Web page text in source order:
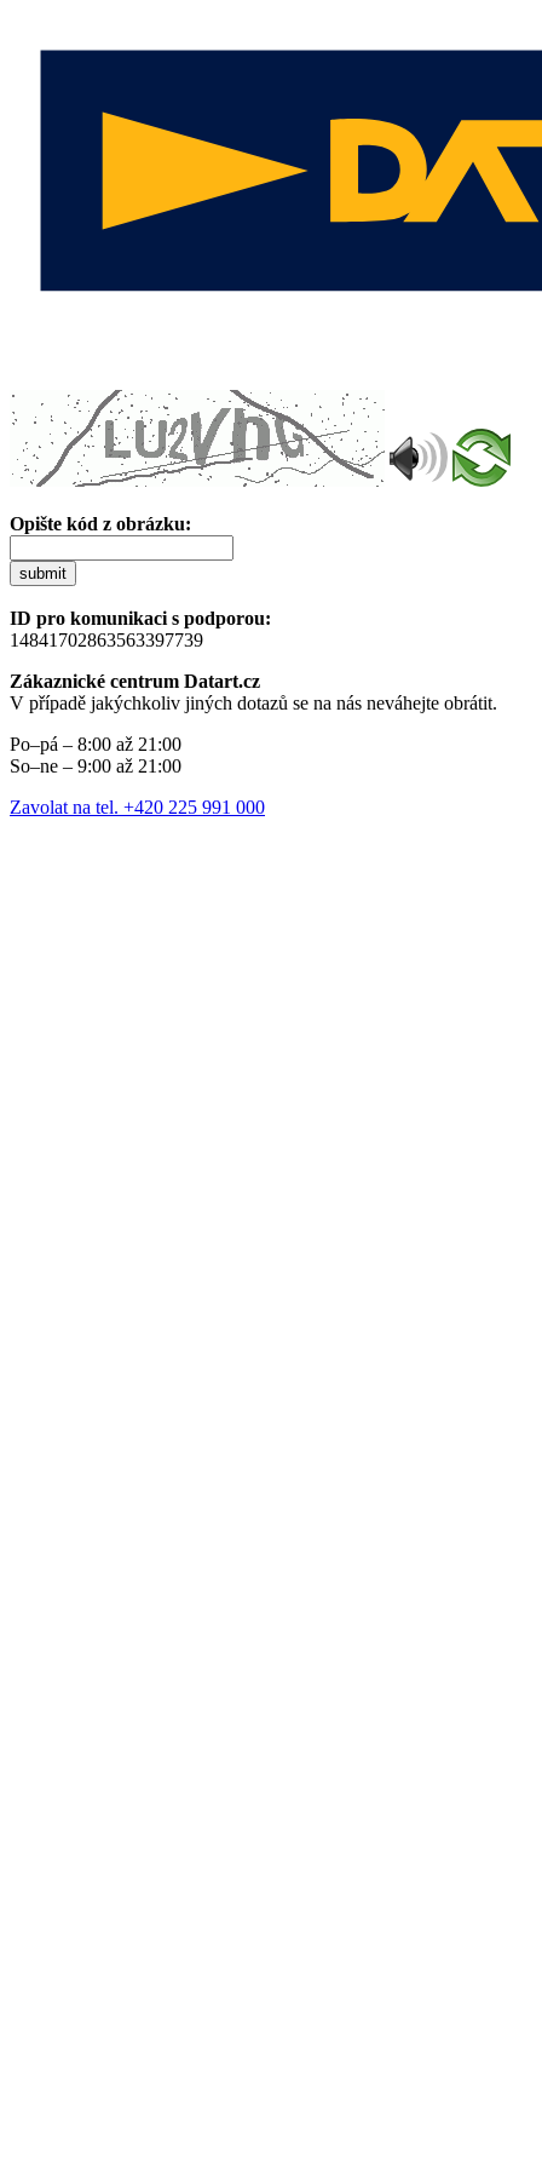
Opište kód z obrázku:
submit
ID pro komunikaci s podporou:
14841702863563397739
Zákaznické centrum Datart.cz
V případě jakýchkoliv jiných dotazů se na nás neváhejte obrátit.
Po–pá – 8:00 až 21:00
So–ne – 9:00 až 21:00
Zavolat na tel. +420 225 991 000